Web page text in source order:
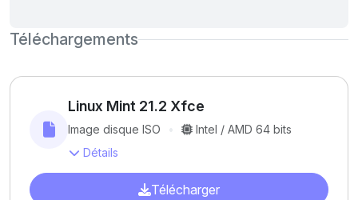
Téléchargements
Linux Mint 21.2 Xfce
Image disque ISO
Intel / AMD 64 bits
Détails
Télécharger